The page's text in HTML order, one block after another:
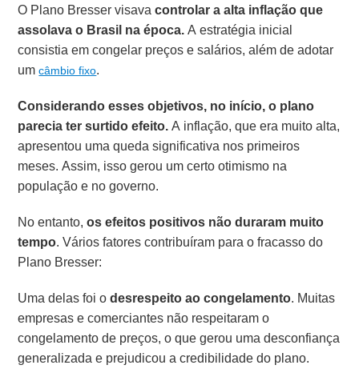
O Plano Bresser visavacontrolar a alta inflação que
assolava o Brasil na época.A estratégia inicial
consistia em congelar preços e salários, além de adotar
umcâmbio fixo.
Considerando esses objetivos, no início, o plano
parecia ter surtido efeito.A inflação, que era muito alta,
apresentou uma queda significativa nos primeiros
meses. Assim, isso gerou um certo otimismo na
população e no governo.
No entanto,os efeitos positivos não duraram muito
tempo. Vários fatores contribuíram para o fracasso do
Plano Bresser:
Uma delas foi odesrespeito ao congelamento. Muitas
empresas e comerciantes não respeitaram o
congelamento de preços, o que gerou uma desconfiança
generalizada e prejudicou a credibilidade do plano.